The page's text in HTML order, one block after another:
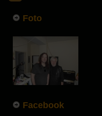
Foto
Facebook